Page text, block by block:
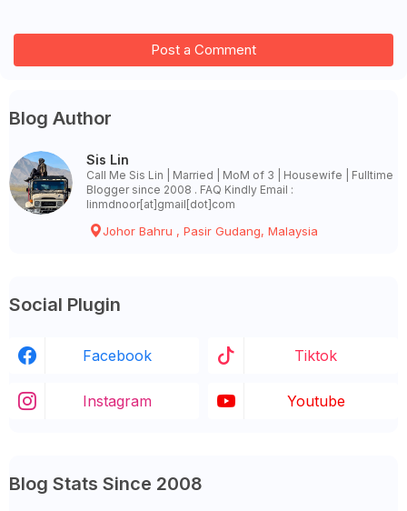
Post a Comment
Blog Author
Sis Lin
Call Me Sis Lin | Married | MoM of 3 | Housewife | Fulltime
Blogger since 2008 . FAQ Kindly Email :
linmdnoor[at]gmail[dot]com
Johor Bahru , Pasir Gudang, Malaysia
Social Plugin
Facebook Tiktok
Instagram Youtube
Blog Stats Since 2008